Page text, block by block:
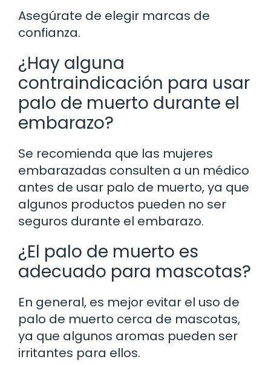
Asegúrate de elegir marcas de
confianza.
¿Hay alguna
contraindicación para usar
palo de muerto durante el
embarazo?
Se recomienda que las mujeres
embarazadas consulten a un médico
antes de usar palo de muerto, ya que
algunos productos pueden no ser
seguros durante el embarazo.
¿El palo de muerto es
adecuado para mascotas?
En general, es mejor evitar el uso de
palo de muerto cerca de mascotas,
ya que algunos aromas pueden ser
irritantes para ellos.